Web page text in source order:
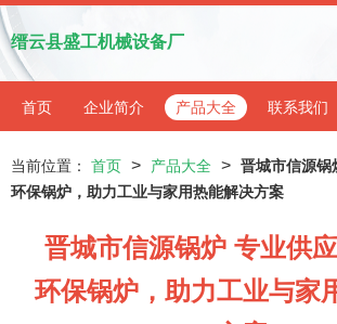
缙云县盛工机械设备厂
首页 企业简介 产品大全 联系我们
当前位置： 首页 > 产品大全 > 晋城市信源锅
环保锅炉，助力工业与家用热能解决方案
晋城市信源锅炉 专业供
环保锅炉，助力工业与家